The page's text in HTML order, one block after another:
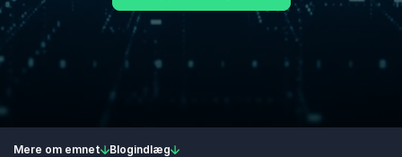
Mere om emnet Blogindlæg